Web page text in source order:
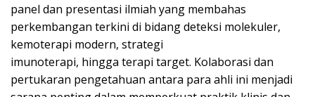
panel dan presentasi ilmiah yang membahas
perkembangan terkini di bidang deteksi molekuler,
kemoterapi modern, strategi
imunoterapi, hingga terapi target. Kolaborasi dan
pertukaran pengetahuan antara para ahli ini menjadi